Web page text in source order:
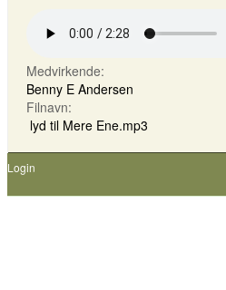
Medvirkende:
Benny E Andersen
Filnavn:
lyd til Mere Ene.mp3
Login